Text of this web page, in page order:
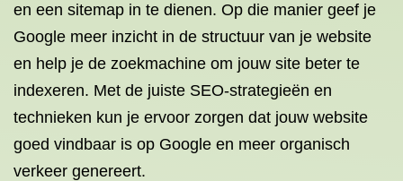
en een sitemap in te dienen. Op die manier geef je
Google meer inzicht in de structuur van je website
en help je de zoekmachine om jouw site beter te
indexeren. Met de juiste SEO-strategieën en
technieken kun je ervoor zorgen dat jouw website
goed vindbaar is op Google en meer organisch
verkeer genereert.